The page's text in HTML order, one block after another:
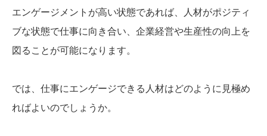
エンゲージメントが高い状態であれば、人材がポジティ
ブな状態で仕事に向き合い、企業経営や生産性の向上を
図ることが可能になります。
では、仕事にエンゲージできる人材はどのように見極め
ればよいのでしょうか。